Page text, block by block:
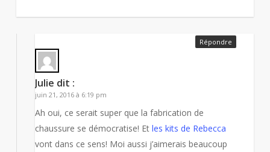
Julie dit :
juin 21, 2016 à 6:19 pm
Ah oui, ce serait super que la fabrication de
chaussure se démocratise! Et les kits de Rebecca
vont dans ce sens! Moi aussi j’aimerais beaucoup
Répondre